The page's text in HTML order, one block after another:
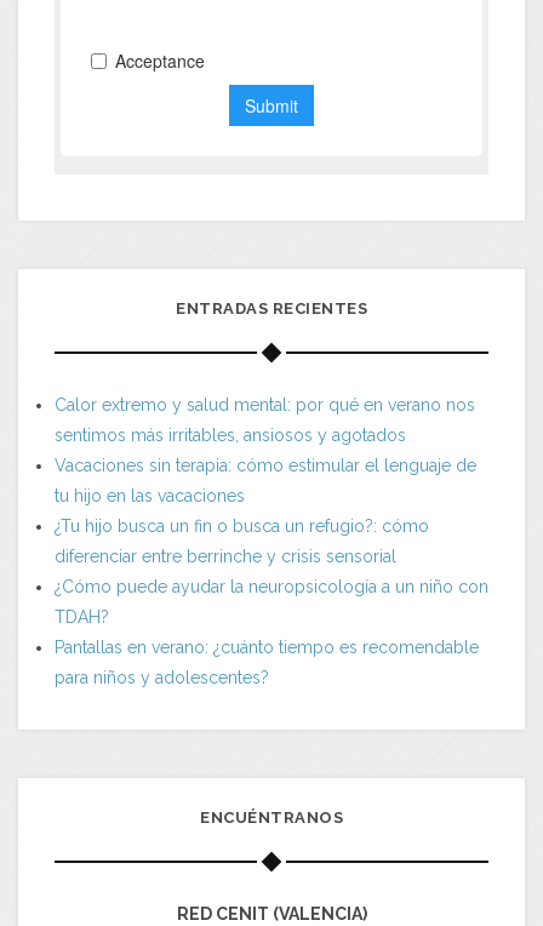
ENTRADAS RECIENTES
Calor extremo y salud mental: por qué en verano nos
sentimos más irritables, ansiosos y agotados
Vacaciones sin terapia: cómo estimular el lenguaje de
tu hijo en las vacaciones
¿Tu hijo busca un fin o busca un refugio?: cómo
diferenciar entre berrinche y crisis sensorial
¿Cómo puede ayudar la neuropsicología a un niño con
TDAH?
Pantallas en verano: ¿cuánto tiempo es recomendable
para niños y adolescentes?
ENCUÉNTRANOS
RED CENIT (VALENCIA)